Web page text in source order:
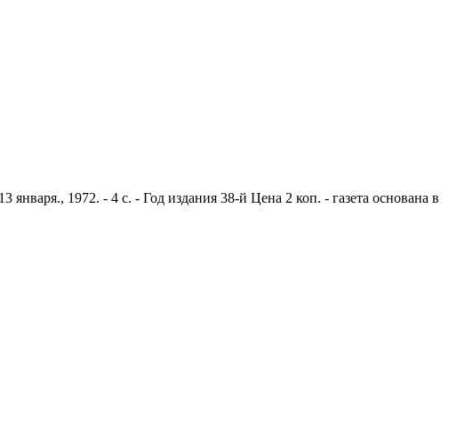
1972. - 4 с. - Год издания 38-й Цена 2 коп. - газета основана в